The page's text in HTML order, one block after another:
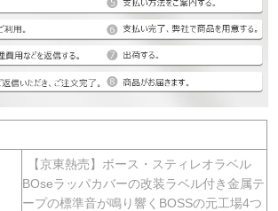
【京東熱売】ボース・スティレオラベル
BOseラッパカバーの改装ラベル付き金属テ
ープの標準音が鳴り響くBOSSの元工場4つ